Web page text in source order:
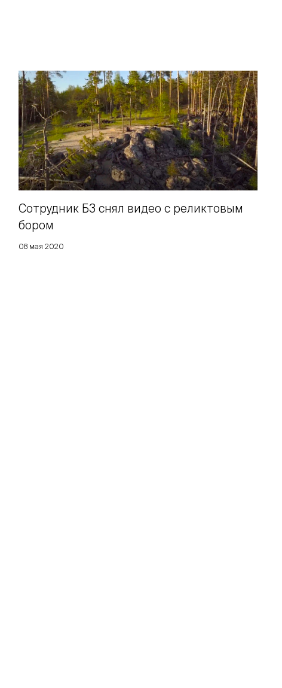
08 мая 2020
Сотрудник Б3 снял видео с реликтовым
бором